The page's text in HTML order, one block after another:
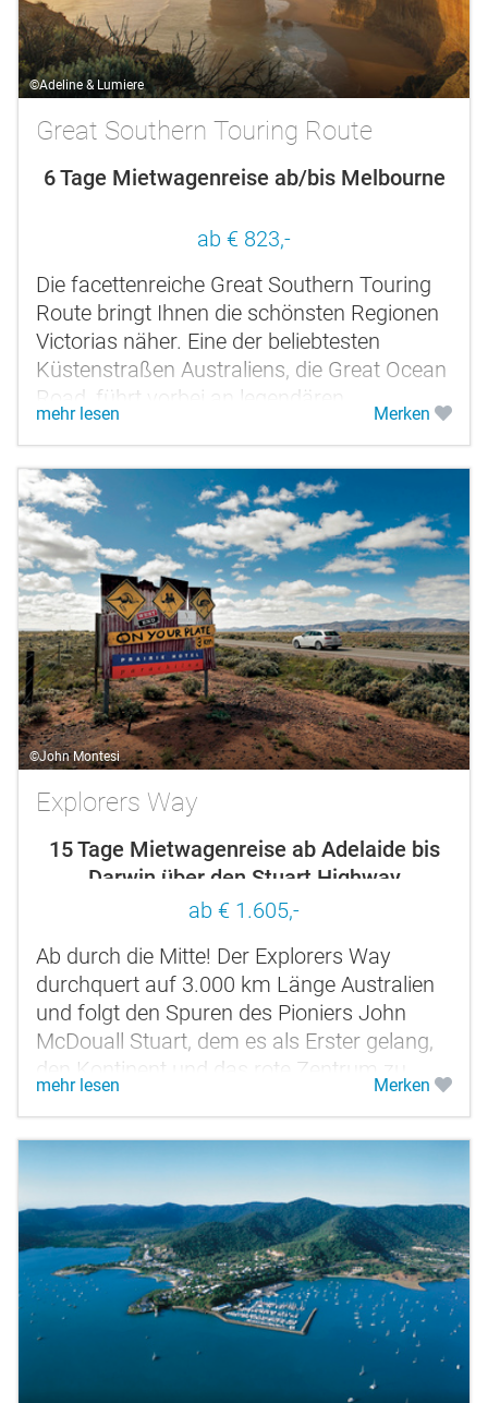
©Adeline & Lumiere
Great Southern Touring Route
6 Tage Mietwagenreise ab/bis Melbourne
ab € 823,-
Die facettenreiche Great Southern Touring
Route bringt Ihnen die schönsten Regionen
Victorias näher. Eine der beliebtesten
Küstenstraßen Australiens, die Great Ocean
Road, führt vorbei an legendären
Surfplätzen, beliebten...
mehr lesen Merken
©John Montesi
Explorers Way
15 Tage Mietwagenreise ab Adelaide bis
Darwin über den Stuart Highway
ab € 1.605,-
Ab durch die Mitte! Der Explorers Way
durchquert auf 3.000 km Länge Australien
und folgt den Spuren des Pioniers John
McDouall Stuart, dem es als Erster gelang,
den Kontinent und das rote Zentrum zu
durchqueren, von Adelaide in...
mehr lesen Merken